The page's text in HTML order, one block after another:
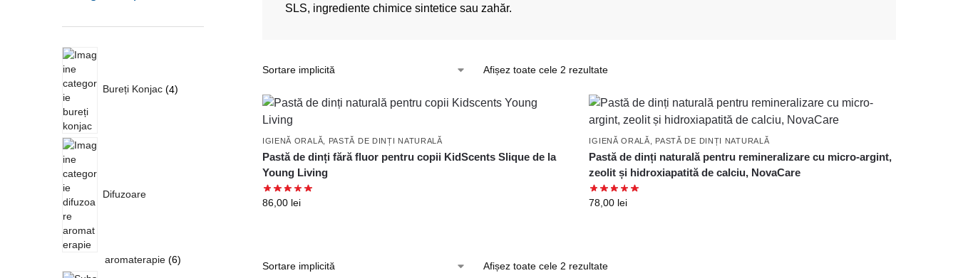
SLS, ingrediente chimice sintetice sau zahăr.
Afișez toate cele 2 rezultate
IGIENĂ ORALĂ PASTĂ DE DINȚI NATURALĂ
Pastă de dinți fără fluor pentru copii KidScents Slique de la
Young Living
86,00 lei
IGIENĂ ORALĂ PASTĂ DE DINȚI NATURALĂ
Pastă de dinți naturală pentru remineralizare cu micro-argint,
zeolit și hidroxiapatită de calciu, NovaCare
78,00 lei
Afișez toate cele 2 rezultate
Bureți Konjac 4
Difuzoare
aromaterapie 6